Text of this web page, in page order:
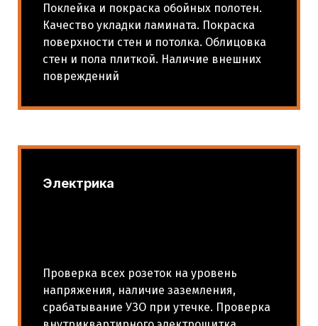
Поклейка и покраска обойных полотен.
Качество укладки ламината. Покраска
поверхности стен и потолка. Облицовка
стен и пола плиткой. Наличие внешних
повреждений
Электрика
Проверка всех розеток на уровень
напряжения, наличие заземления,
срабатывание УЗО при утечке. Проверка